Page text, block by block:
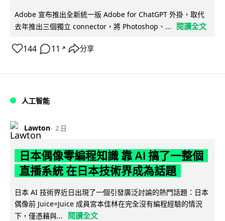
Adobe 宣布推出全新統一版 Adobe for ChatGPT 外掛，取代
去年推出三個獨立 connector，將 Photoshop、...
閱讀全文
144 11 ↗ 分享
人工智能
Lawton 2 日
日本偶像零編程知識 靠 AI 搞了一整個
直播系統 在日本技術界成為話題
日本 AI 技術界近日出現了一個引發廣泛討論的熱門話題：日本
偶像前 Juice=Juice 成員宮本佳林在完全沒有編程經驗的情況
下，僅憑藉與...
閱讀全文